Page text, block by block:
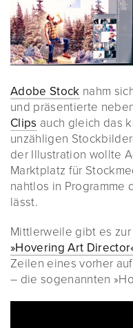
Adobe Stock nahm
und präsentierte
Clips auch gleich das
unzähligen
der Illustration wollte
Marktplatz für
nahtlos in Programme
lässt.
Mittlerweile gibt es
»Hovering Art
Zeilen eines vorher
– die sogenannten